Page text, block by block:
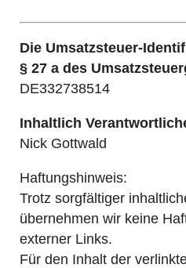
Die Umsatzsteuer-
§ 27 a des
DE332738514
Inhaltlich
Nick Gottwald
Haftungshinweis:
Trotz sorgfältiger
übernehmen wir keine
externer Links.
Für den Inhalt der